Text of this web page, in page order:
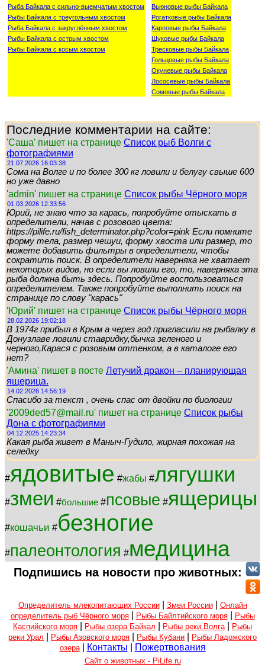
Рыба Байкала с сильно-выемчатым хвостом
Рыбы Байкала с треугольным хвостом
Рыба Байкала с закруглённым хвостом
Рыбы Байкала с острым хвостом
Рыбы Байкала с косым хвостом
Вьюновые рыбы Байкала
Рогатковые рыбы Байкала
Карповые рыбы Байкала
Щуковые рыбы Байкала
Тресковые рыбы Байкала
Гольцовые рыбы Байкала
Окуневые рыбы Байкала
Лососевые рыбы Байкала
Сомовые рыбы Байкала
Последние комментарии на сайте:
'Саша' пишет на странице Список рыб Волги с
фотографиями
21.07.2026 16:03:38
Сома на Волге и по более 300 кг ловили и белугу свыше 600
но уже давно
'admin' пишет на странице Список рыбы Чёрного моря
01.03.2026 12:33:56
Юрий, не знаю что за карась, попробуйте отыскать в
определители, начав с розового цвета:
https://pilife.ru/fish_determinator.php?color=pink Если помните
форму тела, размер чешуи, форму хвоста или размер, то
можете добавить фильтры в определители, чтобы
сократить поиск. В определители наверняка не хватает
некоторых видов, но если вы ловили его, то, наверняка эта
рыба должна быть здесь. Попробуйте воспользоваться
определителем. Также попробуйте выполнить поиск на
странице по слову "карась"
'Юрий' пишет на странице Список рыбы Чёрного моря
28.02.2026 19:02:18
В 1974г прибыл в Крым а через год пригласили на рыбалку в
Донузлаве ловили ставридку,бычка зеленого и
черного,Карася с розовым оттенком, а в каталоге его
нет?
'Амина' пишет в посте Летучий дракон – планирующая
ящерица.
14.02.2026 14:56:19
Спасибо за текст , очень спас от двойки по биологии
'2009ded57@mail.ru' пишет на странице Список рыбы
Дона с фотографиями
04.12.2025 14:23:34
Какая рыба живет в Маныч-Гудило, жирная похожая на
селедку
#ядовитые #жабы #лягушки
#змеи #большие #псовые #ящерицы
#кошачьи #безногие
#палеонтология #медицина
Подпишись на новости про животных:
Определитель млекопитающих России| Змеи России| Онлайн
определитель рыб Чёрного моря| Рыбы Байлтийского моря|
Рыбы
Каспийского моря
Рыбы озера Байкал Рыбы реки Волга
Рыбы
реки Урал
Рыбы Азовского моря Рыбы Кубани
Рыбы Ладожского
озера| Контакты Пожертвования
Сайт о животных - PiLife.ru